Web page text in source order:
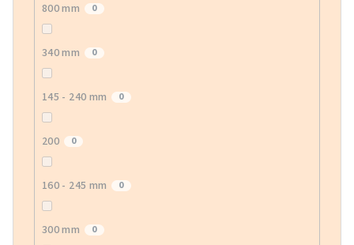
800 mm 0
340 mm 0
145 - 240 mm 0
200 0
160 - 245 mm 0
300 mm 0